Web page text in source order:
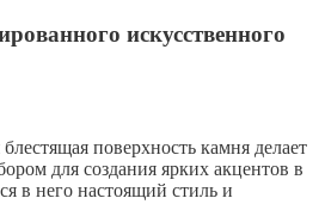
искусственного
блестящая поверхность камня делает
для создания ярких акцентов в
в него настоящий стиль и